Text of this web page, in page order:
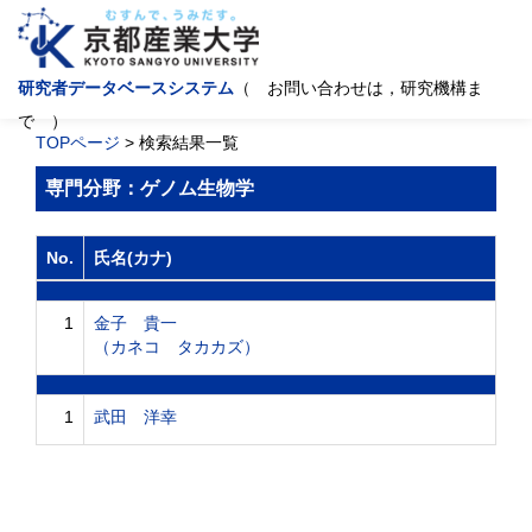
研究者データベースシステム （ お問い合わせは，研究機構ま
で ）
TOPページ > 検索結果一覧
専門分野：ゲノム生物学
No. 氏名(カナ)
1
金子 貴一
（カネコ タカカズ）
1 武田 洋幸